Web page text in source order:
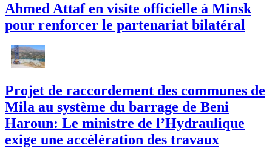
Ahmed Attaf en visite officielle à Minsk
pour renforcer le partenariat bilatéral
Projet de raccordement des communes de
Mila au système du barrage de Beni
Haroun: Le ministre de l’Hydraulique
exige une accélération des travaux